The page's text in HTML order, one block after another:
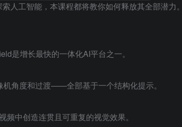
人工智能，本课程都将教你如何释放其全部潜力
是增长最快的一体化AI平台之一。
角度和过渡——全部基于一个结构化提示。
中创造连贯且可重复的视觉效果。